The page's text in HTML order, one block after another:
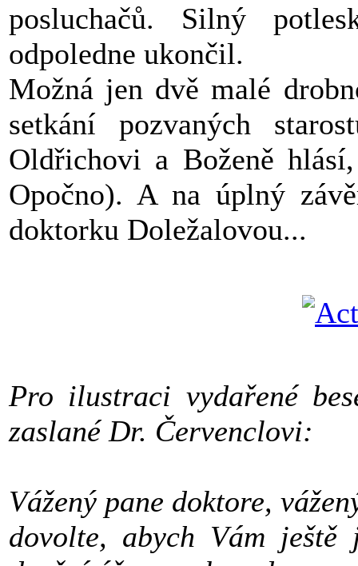
posluchačů. Silný
odpoledne ukončil.
Možná jen dvě malé
setkání pozvaných
Oldřichovi a Boženě
Opočno). A na úplný
doktorku Doležalovou...
Pro ilustraci vydařené
zaslané Dr. Červenclovi:
Vážený pane doktore,
dovolte, abych Vám ještě